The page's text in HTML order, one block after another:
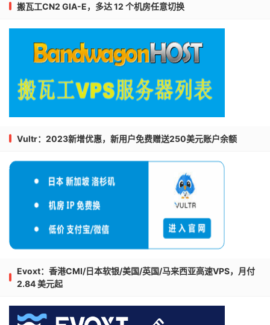
搬瓦工CN2 GIA-E，多达 12 个机房任意切换
Vultr：2023新增优惠，新用户免费赠送250美元账户余额
Evoxt：香港CMI/日本软银/美国/英国/马来西亚高速VPS，月付
2.84 美元起